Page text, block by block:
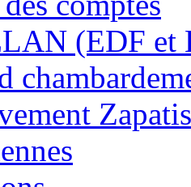
(EDF et